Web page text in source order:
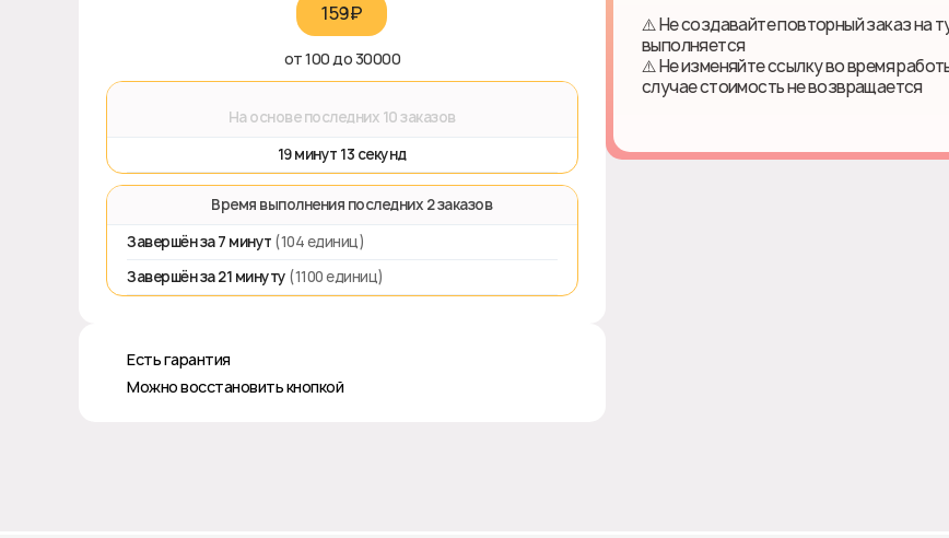
159₽‎
от 100 до 30000
На основе последних 10 заказов
19 минут 13 секунд
⏱️ Время выполнения последних 2 заказов
Завершён за 7 минут (104 единиц)
Завершён за 21 минуту (1100 единиц)
♻️ Есть гарантия
✅ Можно восстановить кнопкой
⚠️ Не создавайте повторный заказ на
выполняется
⚠️ Не изменяйте ссылку во время
случае стоимость не возвращается